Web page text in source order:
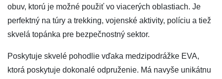
obuv, ktorú je možné použiť vo viacerých oblastiach. Je
perfektný na túry a trekking, vojenské aktivity, políciu a tiež
skvelá topánka pre bezpečnostný sektor.
Poskytuje skvelé pohodlie vďaka medzipodrážke EVA,
ktorá poskytuje dokonalé odpruženie. Má navyše unikátnu